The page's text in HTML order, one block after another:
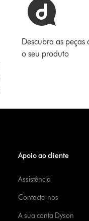
Descubra as
o seu produto
Apoio ao cliente
Assistência
Contacte-nos
A sua conta Dyson